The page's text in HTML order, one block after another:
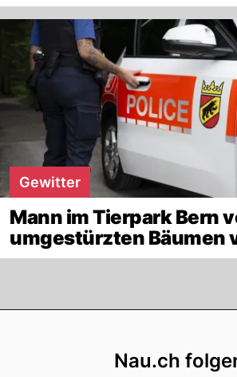
Gewitter
Mann im Tierpark Bern
umgestürzten Bäumen
Nau.ch